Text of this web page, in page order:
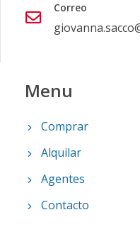
Correo
Menu
Comprar
Alquilar
Agentes
Contacto